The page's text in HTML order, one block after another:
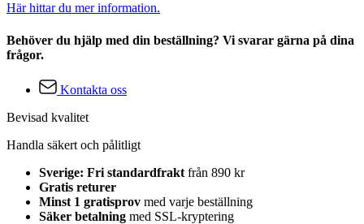
Här hittar du mer information.
Behöver du hjälp med din beställning? Vi svarar gärna på dina
frågor.
Kontakta oss
Bevisad kvalitet
Handla säkert och pålitligt
Sverige: Fri standardfrakt från 890 kr
Gratis returer
Minst 1 gratisprov med varje beställning
Säker betalning med SSL-kryptering